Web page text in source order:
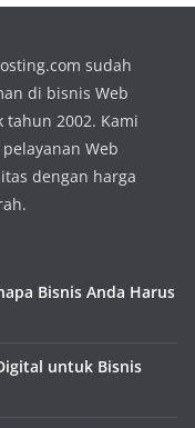
sudah
di bisnis Web
tahun 2002. Kami
Web
dengan harga
Bisnis Anda Harus
untuk Bisnis